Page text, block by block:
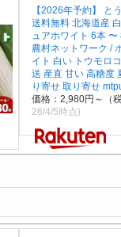
【2026年予約】 と
送料無料 北海道産
ュアホワイト 6本
農村ネットワーク /
イト 白い トウモロ
送 産直 甘い 高糖度
り寄せ 取り寄せ
価格：2,980円～（
26/4/5時点)